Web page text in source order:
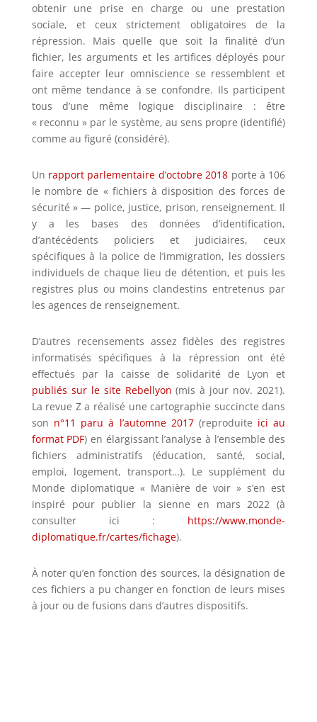
obtenir une prise en charge ou une prestation
sociale, et ceux strictement obligatoires de la
répression. Mais quelle que soit la finalité d’un
fichier, les arguments et les artifices déployés pour
faire accepter leur omniscience se ressemblent et
ont même tendance à se confondre. Ils participent
tous d’une même logique disciplinaire : être
« reconnu » par le système, au sens propre (identifié)
comme au figuré (considéré).
Un rapport parlementaire d’octobre 2018 porte à 106
le nombre de « fichiers à disposition des forces de
sécurité » — police, justice, prison, renseignement. Il
y a les bases des données d’identification,
d’antécédents policiers et judiciaires, ceux
spécifiques à la police de l’immigration, les dossiers
individuels de chaque lieu de détention, et puis les
registres plus ou moins clandestins entretenus par
les agences de renseignement.
D’autres recensements assez fidèles des registres
informatisés spécifiques à la répression ont été
effectués par la caisse de solidarité de Lyon et
publiés sur le site Rebellyon (mis à jour nov. 2021).
La revue Z a réalisé une cartographie succincte dans
son n°11 paru à l’automne 2017(reproduite ici au
format PDF) en élargissant l’analyse à l’ensemble des
fichiers administratifs (éducation, santé, social,
emploi, logement, transport…). Le supplément du
Monde diplomatique « Manière de voir » s’en est
inspiré pour publier la sienne en mars 2022 (à
consulter ici : https://www.monde-
diplomatique.fr/cartes/fichage).
À noter qu’en fonction des sources, la désignation de
ces fichiers a pu changer en fonction de leurs mises
à jour ou de fusions dans d’autres dispositifs.